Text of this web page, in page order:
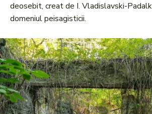
deosebit, creat de I. Vladislavski-
domeniul peisagisticii.